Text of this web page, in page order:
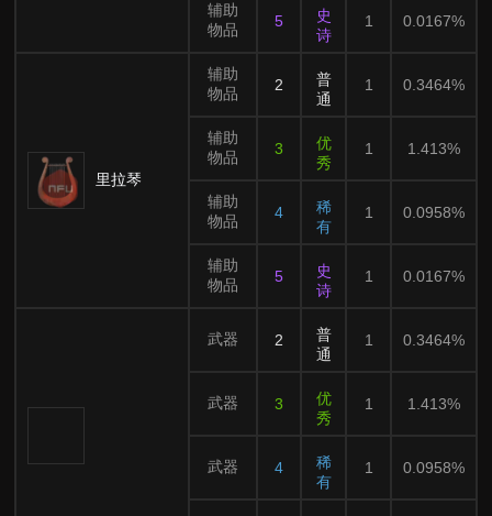
辅助
物品
5
史
诗
1 0.0167%
里拉琴
辅助
物品
2
普
通
1 0.3464%
辅助
物品
3
优
秀
1 1.413%
辅助
物品
4
稀
有
1 0.0958%
辅助
物品
5
史
诗
1 0.0167%
武器 2
普
通
1 0.3464%
武器 3
优
秀
1 1.413%
武器 4
稀
有
1 0.0958%